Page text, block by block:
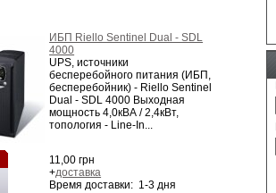
ИБП Riello Sentinel Dual - SDL
4000
UPS, источники
бесперебойного питания (ИБП,
бесперебойник) - Riello Sentinel
Dual - SDL 4000 Выходная
мощность 4,0кВА / 2,4кВт,
топология - Line-In...
11,00 грн
+доставка
Время доставки: 1-3 дня